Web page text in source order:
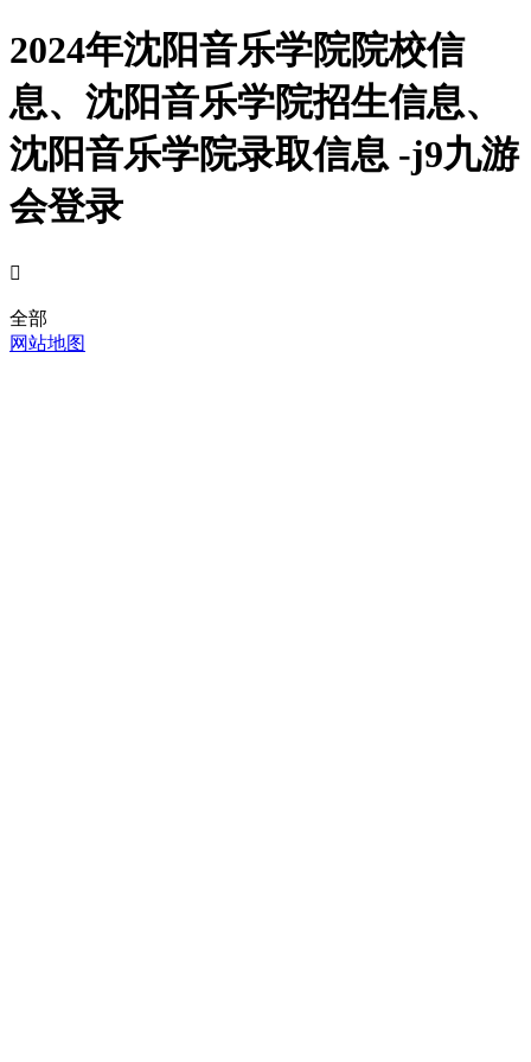
2024年沈阳音乐学院院校信
息、沈阳音乐学院招生信息、
沈阳音乐学院录取信息 -j9九游
会登录

全部
网站地图